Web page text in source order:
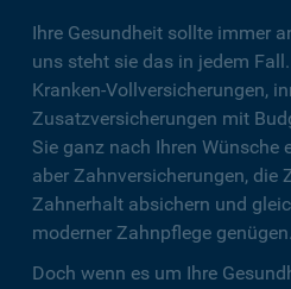
Ihre Gesundheit sollte immer
uns steht sie das in jedem
Kranken-Vollversicherungen,
Zusatzversicherungen mit
Sie ganz nach Ihren Wünsche
aber Zahnversicherungen, die
Zahnerhalt absichern und
moderner Zahnpflege genügen.
Doch wenn es um Ihre